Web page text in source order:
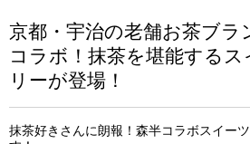
京都・宇治の老舗お茶ブラ
コラボ！抹茶を堪能する
リーが登場！
抹茶好きさんに朗報！森半コラボスイー